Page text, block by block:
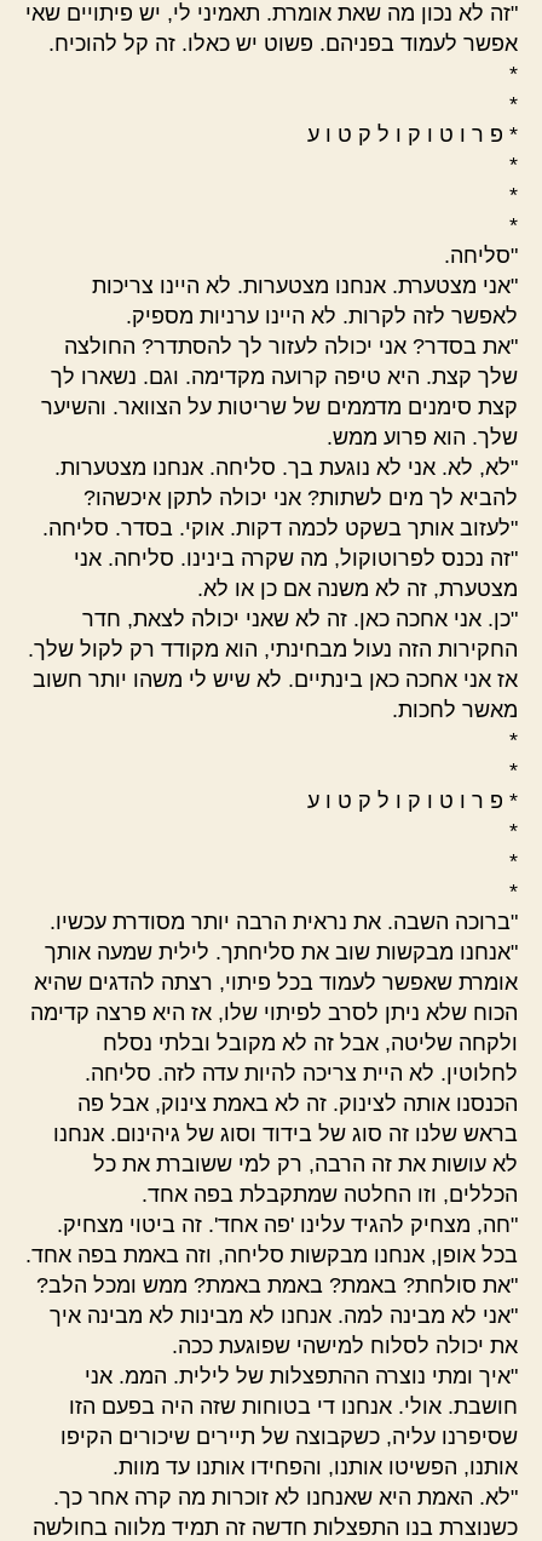
"זה לא נכון מה שאת אומרת. תאמיני לי, יש פיתויים שאי
אפשר לעמוד בפניהם. פשוט יש כאלו. זה קל להוכיח.
*
*
* פ ר ו ט ו ק ו ל ק ט ו ע
*
*
*
"סליחה.
"אני מצטערת. אנחנו מצטערות. לא היינו צריכות
לאפשר לזה לקרות. לא היינו ערניות מספיק.
"את בסדר? אני יכולה לעזור לך להסתדר? החולצה
שלך קצת. היא טיפה קרועה מקדימה. וגם. נשארו לך
קצת סימנים מדממים של שריטות על הצוואר. והשיער
שלך. הוא פרוע ממש.
"לא, לא. אני לא נוגעת בך. סליחה. אנחנו מצטערות.
להביא לך מים לשתות? אני יכולה לתקן איכשהו?
"לעזוב אותך בשקט לכמה דקות. אוקי. בסדר. סליחה.
"זה נכנס לפרוטוקול, מה שקרה בינינו. סליחה. אני
מצטערת, זה לא משנה אם כן או לא.
"כן. אני אחכה כאן. זה לא שאני יכולה לצאת, חדר
החקירות הזה נעול מבחינתי, הוא מקודד רק לקול שלך.
אז אני אחכה כאן בינתיים. לא שיש לי משהו יותר חשוב
מאשר לחכות.
*
*
* פ ר ו ט ו ק ו ל ק ט ו ע
*
*
*
"ברוכה השבה. את נראית הרבה יותר מסודרת עכשיו.
"אנחנו מבקשות שוב את סליחתך. לילית שמעה אותך
אומרת שאפשר לעמוד בכל פיתוי, רצתה להדגים שהיא
הכוח שלא ניתן לסרב לפיתוי שלו, אז היא פרצה קדימה
ולקחה שליטה, אבל זה לא מקובל ובלתי נסלח
לחלוטין. לא היית צריכה להיות עדה לזה. סליחה.
הכנסנו אותה לצינוק. זה לא באמת צינוק, אבל פה
בראש שלנו זה סוג של בידוד וסוג של גיהינום. אנחנו
לא עושות את זה הרבה, רק למי ששוברת את כל
הכללים, וזו החלטה שמתקבלת בפה אחד.
"חה, מצחיק להגיד עלינו 'פה אחד'. זה ביטוי מצחיק.
בכל אופן, אנחנו מבקשות סליחה, וזה באמת בפה אחד.
"את סולחת? באמת? באמת באמת? ממש ומכל הלב?
"אני לא מבינה למה. אנחנו לא מבינות לא מבינה איך
את יכולה לסלוח למישהי שפוגעת ככה.
"איך ומתי נוצרה ההתפצלות של לילית. הממ. אני
חושבת. אולי. אנחנו די בטוחות שזה היה בפעם הזו
שסיפרנו עליה, כשקבוצה של תיירים שיכורים הקיפו
אותנו, הפשיטו אותנו, והפחידו אותנו עד מוות.
"לא. האמת היא שאנחנו לא זוכרות מה קרה אחר כך.
כשנוצרת בנו התפצלות חדשה זה תמיד מלווה בחולשה